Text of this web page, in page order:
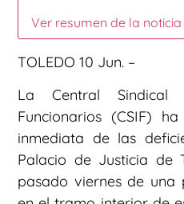
Ver resumen de la noticia
TOLEDO 10 Jun. –
La Central Sindical
Funcionarios (CSIF)
inmediata de las
Palacio de Justicia de
pasado viernes de una